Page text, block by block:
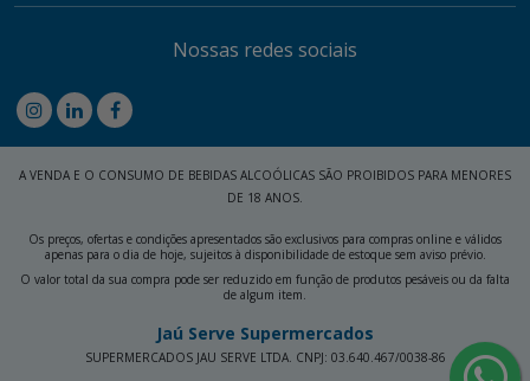
Nossas redes sociais
A VENDA E O CONSUMO DE BEBIDAS ALCOÓLICAS SÃO PROIBIDOS PARA MENORES
DE 18 ANOS.
Os preços, ofertas e condições apresentados são exclusivos para compras online e válidos
apenas para o dia de hoje, sujeitos à disponibilidade de estoque sem aviso prévio.
O valor total da sua compra pode ser reduzido em função de produtos pesáveis ou da falta
de algum item.
Jaú Serve Supermercados
SUPERMERCADOS JAU SERVE LTDA. CNPJ: 03.640.467/0038-86